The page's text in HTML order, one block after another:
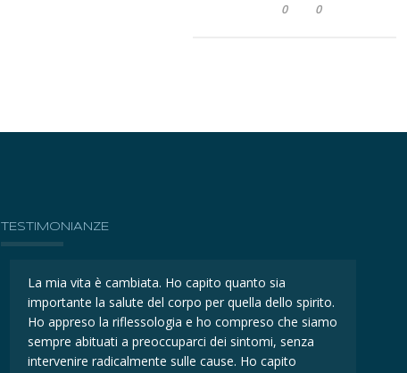
0 0
TESTIMONIANZE
La mia vita è cambiata. Ho capito quanto sia
importante la salute del corpo per quella dello spirito.
Ho appreso la riflessologia e ho compreso che siamo
sempre abituati a preoccuparci dei sintomi, senza
intervenire radicalmente sulle cause. Ho capito